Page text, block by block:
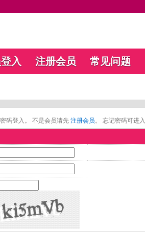
入 注册会员 常见问题
码登入。 不是会员请先 注册会员。 忘记密码可进入